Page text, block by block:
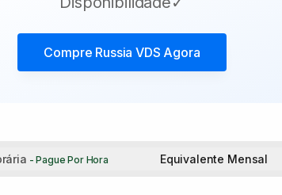
Compre Russia VDS Agora
- Pague Por Hora Equivalente Mensal